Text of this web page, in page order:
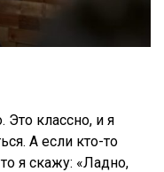
классно, и я
А если кто-то
я скажу: «Ладно,